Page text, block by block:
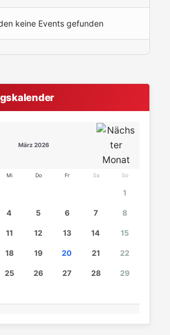
keine Events gefunden
März 2026
Mi Do Fr Sa So
1
4 5 6 7 8
11 12 13 14 15
18 19 20 21 22
25 26 27 28 29